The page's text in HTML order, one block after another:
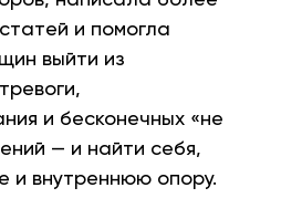
и помогла
выйти из
и бесконечных «не
— и найти себя,
и внутреннюю опору.